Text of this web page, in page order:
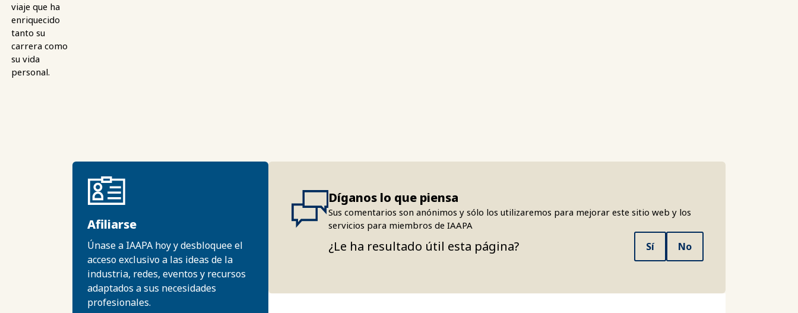
viaje que ha
enriquecido
tanto su
carrera como
su vida
personal.
Afiliarse
Únase a IAAPA hoy y desbloquee el
acceso exclusivo a las ideas de la
industria, redes, eventos y recursos
adaptados a sus necesidades
profesionales.
Díganos lo que piensa
Sus comentarios son anónimos y sólo los utilizaremos para mejorar este sitio web y los
servicios para miembros de IAAPA
¿Le ha resultado útil esta página? Sí No